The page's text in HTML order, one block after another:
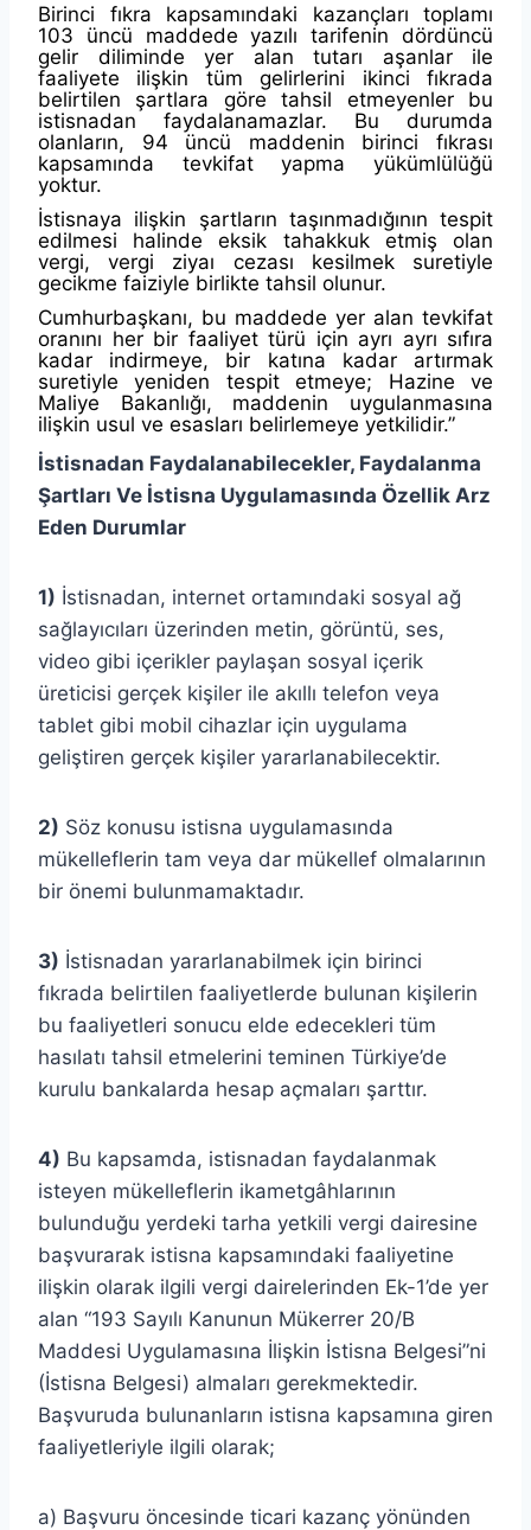
Birinci fıkra kapsamındaki kazançları toplamı
103 üncü maddede yazılı tarifenin dördüncü
gelir diliminde yer alan tutarı aşanlar ile
faaliyete ilişkin tüm gelirlerini ikinci fıkrada
belirtilen şartlara göre tahsil etmeyenler bu
istisnadan faydalanamazlar. Bu durumda
olanların, 94 üncü maddenin birinci fıkrası
kapsamında tevkifat yapma yükümlülüğü
yoktur.
İstisnaya ilişkin şartların taşınmadığının tespit
edilmesi halinde eksik tahakkuk etmiş olan
vergi, vergi ziyaı cezası kesilmek suretiyle
gecikme faiziyle birlikte tahsil olunur.
Cumhurbaşkanı, bu maddede yer alan tevkifat
oranını her bir faaliyet türü için ayrı ayrı sıfıra
kadar indirmeye, bir katına kadar artırmak
suretiyle yeniden tespit etmeye; Hazine ve
Maliye Bakanlığı, maddenin uygulanmasına
ilişkin usul ve esasları belirlemeye yetkilidir.”
İstisnadan Faydalanabilecekler, Faydalanma
Şartları Ve İstisna Uygulamasında Özellik Arz
Eden Durumlar
1) İstisnadan, internet ortamındaki sosyal ağ
sağlayıcıları üzerinden metin, görüntü, ses,
video gibi içerikler paylaşan sosyal içerik
üreticisi gerçek kişiler ile akıllı telefon veya
tablet gibi mobil cihazlar için uygulama
geliştiren gerçek kişiler yararlanabilecektir.
2) Söz konusu istisna uygulamasında
mükelleflerin tam veya dar mükellef olmalarının
bir önemi bulunmamaktadır.
3) İstisnadan yararlanabilmek için birinci
fıkrada belirtilen faaliyetlerde bulunan kişilerin
bu faaliyetleri sonucu elde edecekleri tüm
hasılatı tahsil etmelerini teminen Türkiye’de
kurulu bankalarda hesap açmaları şarttır.
4) Bu kapsamda, istisnadan faydalanmak
isteyen mükelleflerin ikametgâhlarının
bulunduğu yerdeki tarha yetkili vergi dairesine
başvurarak istisna kapsamındaki faaliyetine
ilişkin olarak ilgili vergi dairelerinden Ek-1’de yer
alan “193 Sayılı Kanunun Mükerrer 20/B
Maddesi Uygulamasına İlişkin İstisna Belgesi”ni
(İstisna Belgesi) almaları gerekmektedir.
Başvuruda bulunanların istisna kapsamına giren
faaliyetleriyle ilgili olarak;
a) Başvuru öncesinde ticari kazanç yönünden